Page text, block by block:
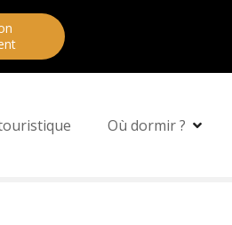
Où dormir ?